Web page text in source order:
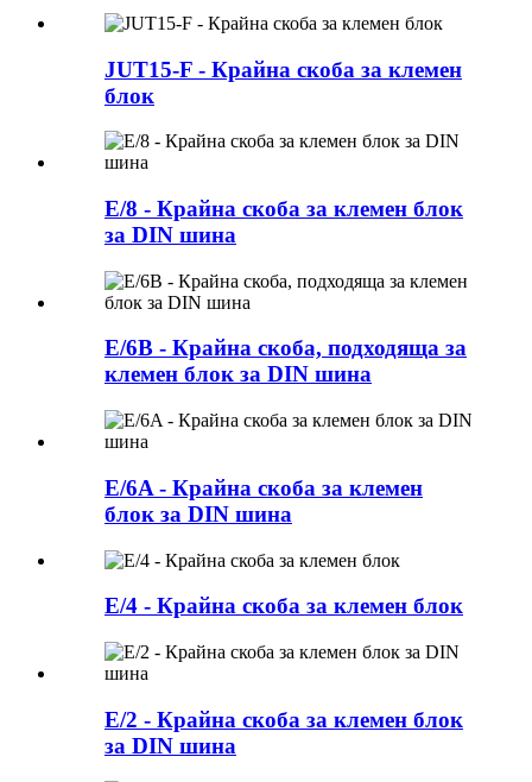
JUT15-F - Крайна скоба за клемен
блок
E/8 - Крайна скоба за клемен блок
за DIN шина
E/6B - Крайна скоба, подходяща за
клемен блок за DIN шина
E/6A - Крайна скоба за клемен
блок за DIN шина
E/4 - Крайна скоба за клемен блок
E/2 - Крайна скоба за клемен блок
за DIN шина